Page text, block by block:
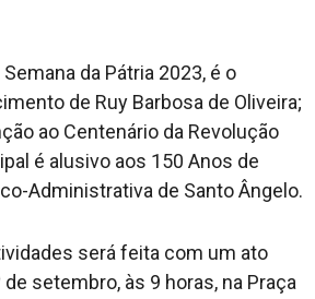
da Pátria 2023, é o
de Ruy Barbosa de Oliveira;
ao Centenário da Revolução
é alusivo aos 150 Anos de
Administrativa de Santo Ângelo.
será feita com um ato
setembro, às 9 horas, na Praça